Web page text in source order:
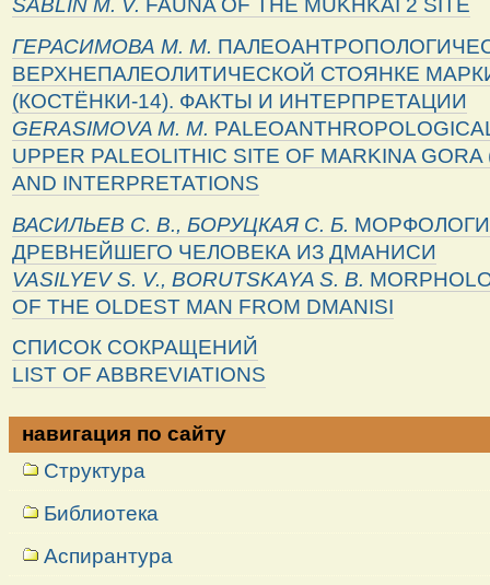
SABLIN M. V. FAUNA OF THE MUKHKAI 2 SITE
ГЕРАСИМОВА М. М.
ВЕРХНЕПАЛЕОЛИТИЧЕСКОЙ СТОЯНКЕ
(КОСТЁНКИ-14). ФАКТЫ И ИНТЕРПРЕТАЦИИ
GERASIMOVA M. M.
UPPER PALEOLITHIC SITE OF MARKINA
AND INTERPRETATIONS
ВАСИЛЬЕВ С. В., БОРУЦКАЯ С. Б.
ДРЕВНЕЙШЕГО ЧЕЛОВЕКА ИЗ ДМАНИСИ
VASILYEV S. V., BORUTSKAYA S. B.
OF THE OLDEST MAN FROM DMANISI
СПИСОК СОКРАЩЕНИЙ
LIST OF ABBREVIATIONS
навигация по сайту
Структура
Библиотека
Аспирантура